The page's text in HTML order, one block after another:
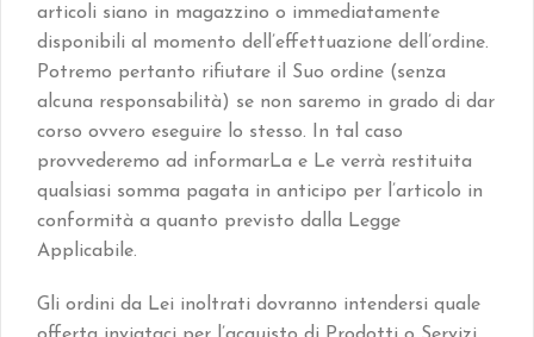
articoli siano in magazzino o immediatamente
disponibili al momento dell’effettuazione dell’ordine.
Potremo pertanto rifiutare il Suo ordine (senza
alcuna responsabilità) se non saremo in grado di dar
corso ovvero eseguire lo stesso. In tal caso
provvederemo ad informarLa e Le verrà restituita
qualsiasi somma pagata in anticipo per l’articolo in
conformità a quanto previsto dalla Legge
Applicabile.
Gli ordini da Lei inoltrati dovranno intendersi quale